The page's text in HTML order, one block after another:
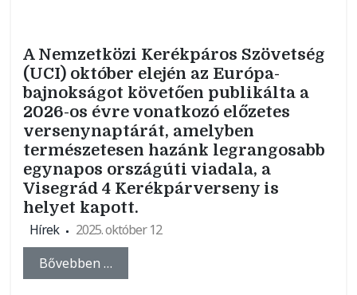
A Nemzetközi Kerékpáros Szövetség
(UCI) október elején az Európa-
bajnokságot követően publikálta a
2026-os évre vonatkozó előzetes
versenynaptárát, amelyben
természetesen hazánk legrangosabb
egynapos országúti viadala, a
Visegrád 4 Kerékpárverseny is
helyet kapott.
Hírek
2025. október 12
Bővebben …